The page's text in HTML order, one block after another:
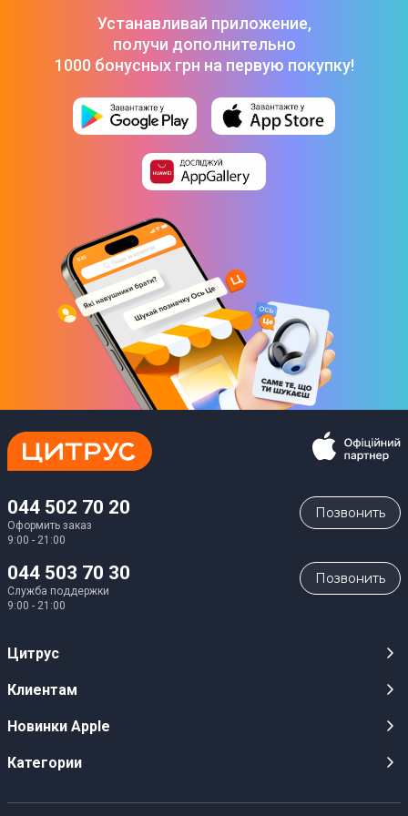
Устанавливай приложение,
получи дополнительно
1000 бонусных грн на первую покупку!
044 502 70 20
Оформить заказ
9:00 - 21:00
Позвонить
044 503 70 30
Служба поддержки
9:00 - 21:00
Позвонить
Цитрус
Карьера
Оптовым клиентам
Клиентам
Публичные оферты
Инструкции и прошивки
Новинки Apple
iPhone 17
Категории